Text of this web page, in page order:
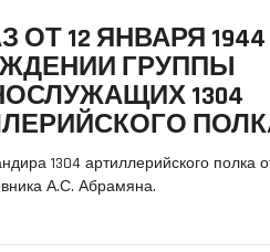
ОТ 12 ЯНВАРЯ 1944
ГРУППЫ
1304
1304 артиллерийского полка
А.С. Абрамяна.